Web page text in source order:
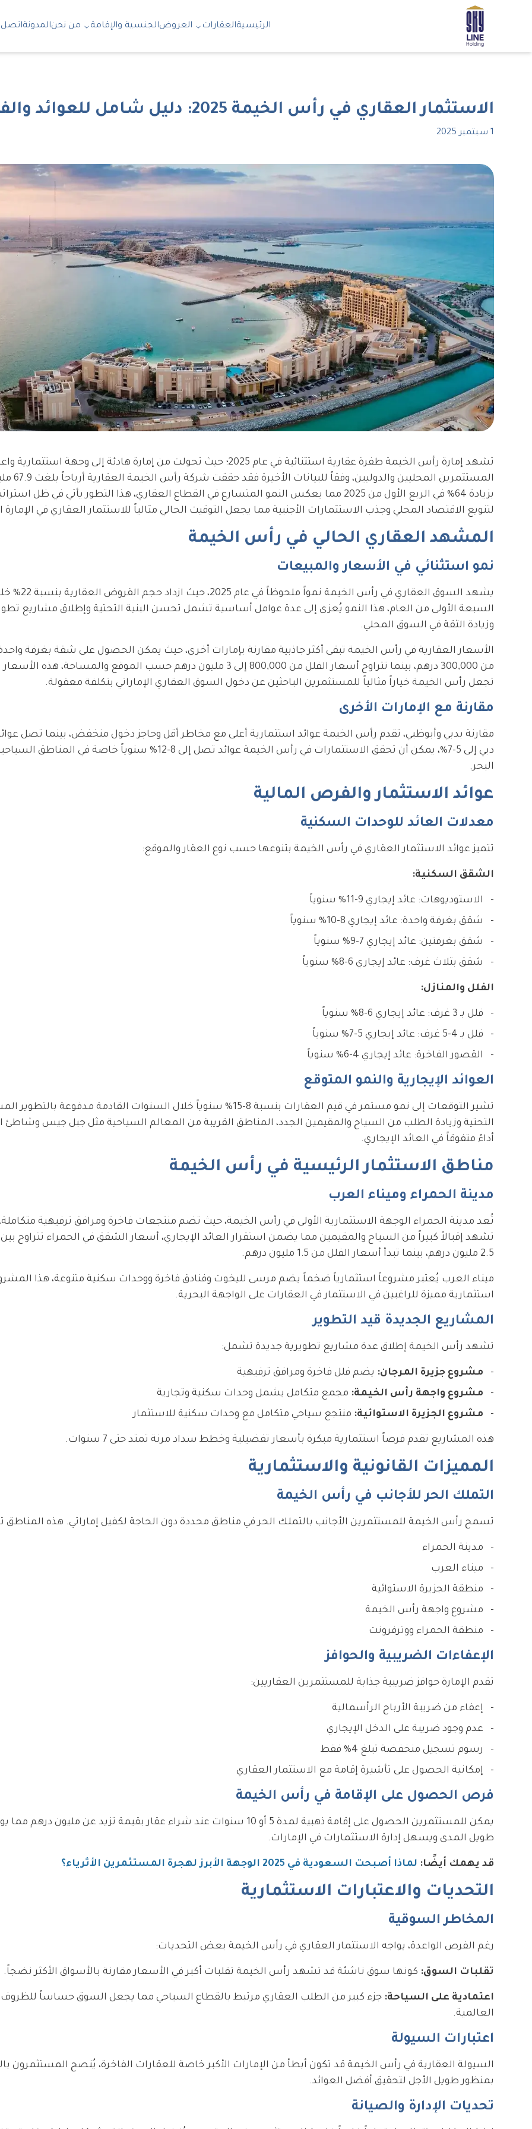
الرئيسيةالعقارات العروضالجنسية والإقامة من نحنالمدونةاتصل
الاستثمار العقاري في رأس الخيمة 2025: دليل شامل للعوائد والفرص
1 سبتمبر 2025
تشهد إمارة رأس الخيمة طفرة عقارية استثنائية في عام 2025؛ حيث تحولت من إمارة هادئة إلى وجهة
المستثمرين المحليين
بزيادة 64% في الربع الأول من 2025 مما يعكس النمو المتسارع في القطاع العقاري، هذا التطور يأتي في ظل
لتنويع الاقتصاد المحلي وجذب الاستثمارات الأجنبية مما يجعل التوقيت الحالي مثالياً للاستثمار العقاري في
المشهد العقاري الحالي في رأس الخيمة
نمو استثنائي في الأسعار والمبيعات
يشهد السوق العقاري في رأس
السبعة الأولى من العام، هذا النمو يُعزى إلى عدة عوامل أساسية تشمل تحسن البنية التحتية وإطلاق مشاريع
وزيادة الثقة في السوق المحلي.
الأسعار العقارية في رأس الخيمة تبقى أكثر جاذبية مقارنة بإمارات أخرى، حيث يمكن الحصول على شقة بغرفة
من 300,000 درهم، بينما تتراوح أسعار الفلل من 800,000 إلى 3 مليون درهم حسب الموقع والمساحة،
تجعل رأس الخيمة خياراً مثالياً للمستثمرين الباحثين عن دخول السوق العقاري الإماراتي بتكلفة معقولة.
مقارنة مع الإمارات الأخرى
مقارنة بدبي وأبوظبي، تقدم رأس الخيمة عوائد استثمارية أعلى مع مخاطر أقل وحاجز دخول منخفض، بينما تصل
دبي إلى 5-7%، يمكن أن تحقق الاستثمارات في رأس الخيمة عوائد تصل إلى 8-12% سنوياً
البحر.
عوائد الاستثمار والفرص المالية
معدلات العائد للوحدات السكنية
تتميز عوائد الاستثمار العقاري في رأس الخيمة بتنوعها حسب نوع العقار والموقع:
الشقق السكنية:
الاستوديوهات: عائد إيجاري 9-11% سنوياً
شقق بغرفة واحدة: عائد إيجاري 8-10% سنوياً
شقق بغرفتين: عائد إيجاري 7-9% سنوياً
شقق بثلاث غرف: عائد إيجاري 6-8% سنوياً
الفلل والمنازل:
فلل بـ 3 غرف: عائد إيجاري 6-8% سنوياً
فلل بـ 4-5 غرف: عائد إيجاري 5-7% سنوياً
القصور الفاخرة: عائد إيجاري 4-6% سنوياً
العوائد الإيجارية والنمو المتوقع
تشير التوقعات إلى نمو مستمر في قيم العقارات بنسبة 8-15% سنوياً خلال السنوات القادمة مدفوعة
التحتية وزيادة الطلب من السياح والمقيمين الجدد، المناطق القريبة من المعالم السياحية مثل جبل جيس وشاطئ
أداءً متفوقاً في العائد الإيجاري.
مناطق الاستثمار الرئيسية في رأس الخيمة
مدينة الحمراء وميناء العرب
تُعد مدينة الحمراء الوجهة الاستثمارية الأولى في رأس الخيمة، حيث تضم منتجعات فاخرة ومرافق ترفيهية
2.5 مليون درهم، بينما تبدأ أسعار الفلل من 1.5 مليون درهم.
ميناء العرب يُعتبر مشروعاً استثمارياً ضخماً يضم مرسى لليخوت وفنادق فاخرة ووحدات سكنية متنوعة، هذا
استثمارية مميزة للراغبين في الاستثمار في العقارات على الواجهة البحرية.
المشاريع الجديدة قيد التطوير
تشهد رأس الخيمة إطلاق عدة مشاريع تطويرية جديدة تشمل:
مشروع جزيرة المرجان: يضم فلل فاخرة ومرافق ترفيهية
مشروع واجهة رأس الخيمة: مجمع متكامل يشمل وحدات سكنية وتجارية
مشروع الجزيرة الاستوائية: منتجع سياحي متكامل مع وحدات سكنية للاستثمار
هذه المشاريع تقدم فرصاً استثمارية مبكرة بأسعار تفضيلية وخطط سداد مرنة تمتد حتى 7 سنوات.
المميزات القانونية والاستثمارية
التملك الحر للأجانب في رأس الخيمة
تسمح رأس الخيمة للمستثمرين الأجانب بالتملك الحر في مناطق محددة دون الحاجة لكفيل إماراتي. هذه
مدينة الحمراء
ميناء العرب
منطقة الجزيرة الاستوائية
مشروع واجهة رأس الخيمة
منطقة الحمراء ووترفرونت
الإعفاءات الضريبية والحوافز
تقدم الإمارة حوافز ضريبية جذابة للمستثمرين العقاريين:
إعفاء من ضريبة الأرباح الرأسمالية
عدم وجود ضريبة على الدخل الإيجاري
رسوم تسجيل منخفضة تبلغ 4% فقط
إمكانية الحصول على تأشيرة إقامة مع الاستثمار العقاري
فرص الحصول على الإقامة في رأس الخيمة
يمكن للمستثمرين الحصول على إقامة ذهبية لمدة 5 أو 10 سنوات عند شراء عقار بقيمة تزيد عن مليون
طويل المدى ويسهل إدارة الاستثمارات في الإمارات.
قد يهمك أيضًا: لماذا أصبحت السعودية في 2025 الوجهة الأبرز لهجرة المستثمرين الأثرياء؟
التحديات والاعتبارات الاستثمارية
المخاطر السوقية
رغم الفرص الواعدة، يواجه الاستثمار العقاري في رأس الخيمة بعض التحديات:
تقلبات السوق: كونها سوق ناشئة قد تشهد رأس الخيمة تقلبات أكبر في الأسعار مقارنة بالأسواق الأكثر نضجاً.
اعتمادية على السياحة: جزء كبير من الطلب العقاري مرتبط بالقطاع السياحي مما يجعل السوق حساساً للظروف
العالمية.
اعتبارات السيولة
السيولة العقارية في رأس الخيمة قد تكون أبطأ من الإمارات الأكبر خاصة للعقارات الفاخرة، يُنصح المستثمرون
بمنظور طويل الأجل لتحقيق أفضل العوائد.
تحديات الإدارة والصيانة